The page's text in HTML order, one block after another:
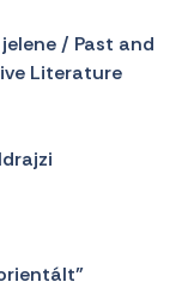
/ Past and
Literature